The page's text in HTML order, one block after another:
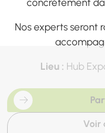
concrètement
Nos experts seront
Lieu : Hub
Voir